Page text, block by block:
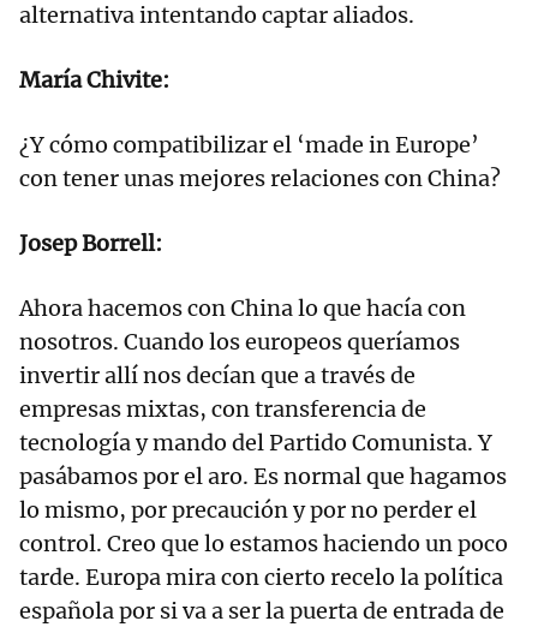
alternativa intentando captar aliados.
María Chivite:
¿Y cómo compatibilizar el ‘made in Europe’
con tener unas mejores relaciones con China?
Josep Borrell:
Ahora hacemos con China lo que hacía con
nosotros. Cuando los europeos queríamos
invertir allí nos decían que a través de
empresas mixtas, con transferencia de
tecnología y mando del Partido Comunista. Y
pasábamos por el aro. Es normal que hagamos
lo mismo, por precaución y por no perder el
control. Creo que lo estamos haciendo un poco
tarde. Europa mira con cierto recelo la política
española por si va a ser la puerta de entrada de